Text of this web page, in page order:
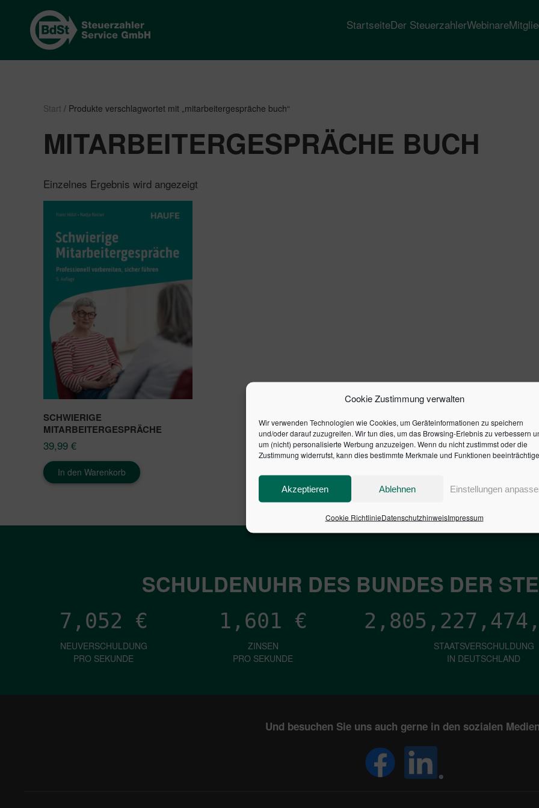
Cookie Zustimmung verwalten
Wir verwenden Technologien wie Cookies, um Geräteinformationen zu speichern
und/oder darauf zuzugreifen. Wir tun dies, um das Browsing-Erlebnis zu verbessern
um (nicht) personalisierte Werbung anzuzeigen. Wenn du nicht zustimmst oder die
Zustimmung widerrufst, kann dies bestimmte Merkmale und Funktionen
Akzeptieren Ablehnen Einstellungen
Cookie RichtlinieDatenschutzhinweisImpressum
StartseiteDer SteuerzahlerWebinare
Start / Produkte verschlagwortet mit „mitarbeitergespräche buch“
MITARBEITERGESPRÄCHE BUCH
Einzelnes Ergebnis wird angezeigt
SCHWIERIGE
MITARBEITERGESPRÄCHE
39,99 €
In den Warenkorb
SCHULDENUHR DES BUNDES DER
7,052 €
NEUVERSCHULDUNG
PRO SEKUNDE
1,601 €
ZINSEN
PRO SEKUNDE
STAATSVERSCHULDUNG
IN DEUTSCHLAND
Und besuchen Sie uns auch gerne in den sozialen